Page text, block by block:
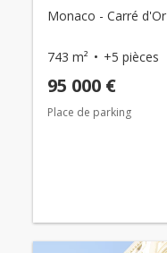
Monaco - Carré d'Or
743 m² +5 pièces
95 000 €
Place de parking